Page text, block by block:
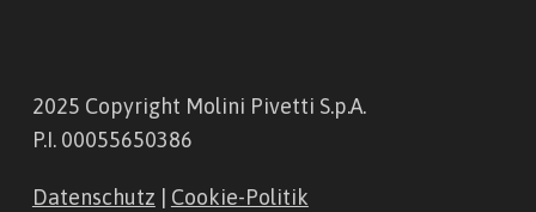
2025 Copyright Molini Pivetti S.p.A.
P.I. 00055650386
Datenschutz
Cookie-Politik